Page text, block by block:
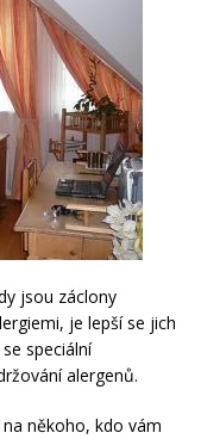
jsou záclony
je lepší se jich
speciální
alergenů.
někoho, kdo vám